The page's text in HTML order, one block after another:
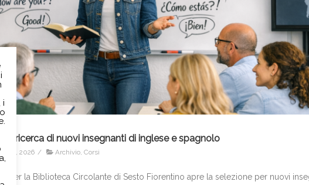
ricerca di nuovi insegnanti di inglese e spagnolo
30, 2026 / Archivio, Corsi
per la Biblioteca Circolante di Sesto Fiorentino apre la selezione per nuovi
i